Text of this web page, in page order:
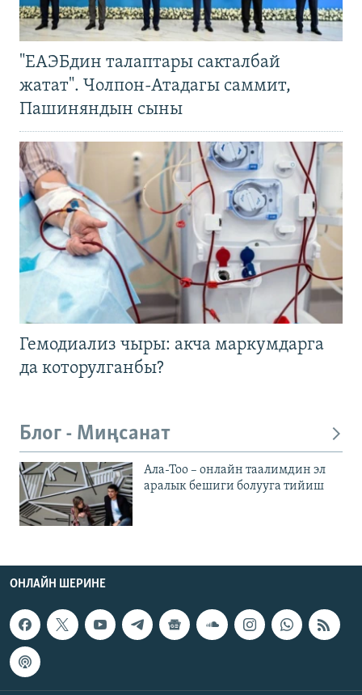
"ЕАЭБдин талаптары сакталбай
жатат". Чолпон-Атадагы саммит,
Пашиняндын сыны
Гемодиализ чыры: акча маркумдарга
да которулганбы?
Блог - Миңсанат
Ала-Тоо – онлайн таалимдин эл
аралык бешиги болууга тийиш
ОНЛАЙН ШЕРИНЕ